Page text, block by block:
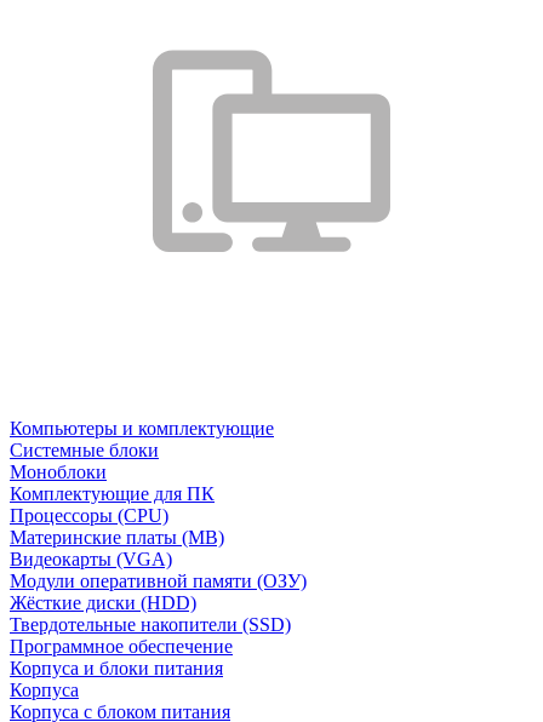
Компьютеры и комплектующие
Системные блоки
Моноблоки
Комплектующие для ПК
Процессоры (CPU)
Материнские платы (MB)
Видеокарты (VGA)
Модули оперативной памяти (ОЗУ)
Жёсткие диски (HDD)
Твердотельные накопители (SSD)
Программное обеспечение
Корпуса и блоки питания
Корпуса
Корпуса с блоком питания